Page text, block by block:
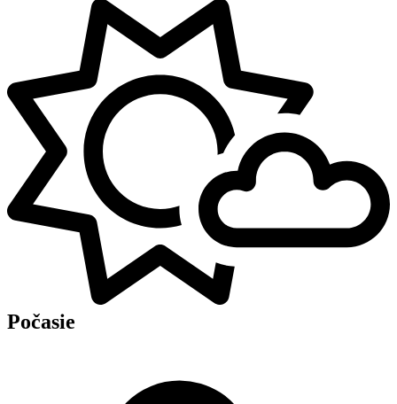
Počasie